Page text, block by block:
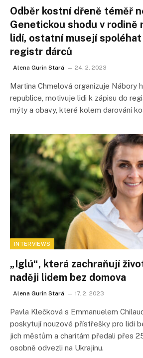
Odběr kostní dřeně téměř
Genetickou shodu v rodině
lidí, ostatní musejí
registr dárců
Alena Gurin Stará 24. 2. 2023
Martina Chmelová organizuje Nábory
republice, motivuje lidi k zápisu do
mýty a obavy, které kolem darování
INTERVIEWS
„Iglú“, která zachraňují
naději lidem bez domova
Alena Gurin Stará 17. 2. 2023
Pavla Klečková s Emmanuelem
poskytují nouzové přístřešky pro lidi
jich městům a charitám předali přes
osobně odvezli na Ukrajinu.